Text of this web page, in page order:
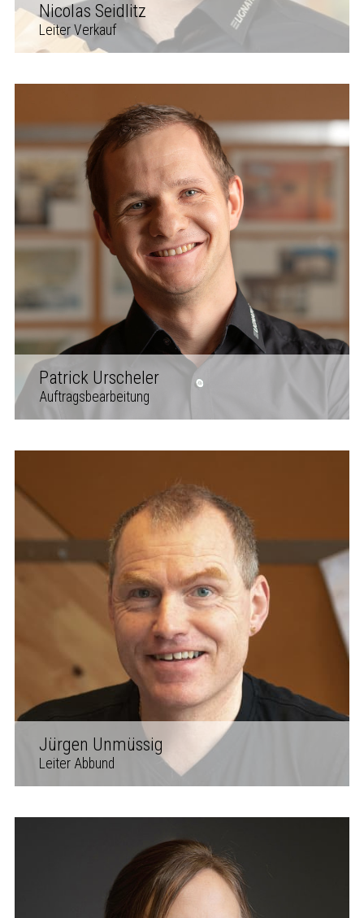
Nicolas Seidlitz
Leiter Verkauf
Patrick Urscheler
Auftragsbearbeitung
Jürgen Unmüssig
Leiter Abbund